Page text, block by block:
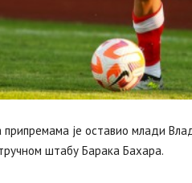
је оставио млади
штабу Барака Бахара.